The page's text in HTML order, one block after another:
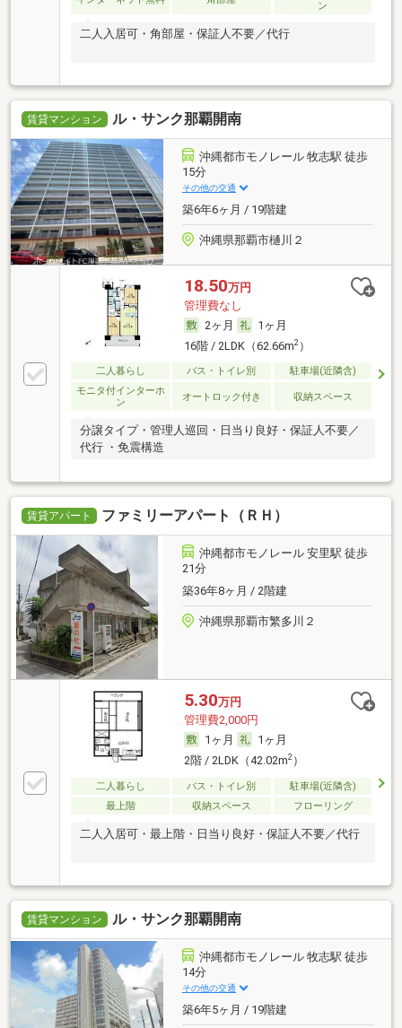
ン
二人入居可・角部屋・保証人不要／代行
賃貸マンション ル・サンク那覇開南
沖縄都市モノレール 牧志駅 徒歩
15分
その他の交通
築6年6ヶ月 / 19階建
沖縄県那覇市樋川２
18.50万円
管理費なし
2ヶ月
1ヶ月
16階 / 2LDK（62.66m2）
二人暮らし バス・トイレ別
駐車場(近隣含)
モニタ付インターホ
ン
オートロック付き 収納スペース
分譲タイプ・管理人巡回・日当り良好・保証人不要／
代行 ・免震構造
賃貸アパート ファミリーアパート（ＲＨ）
沖縄都市モノレール 安里駅 徒歩
21分
築36年8ヶ月 / 2階建
沖縄県那覇市繁多川２
5.30万円
管理費2,000円
1ヶ月
1ヶ月
2階 / 2LDK（42.02m2）
二人暮らし バス・トイレ別
駐車場(近隣含)
最上階
収納スペース フローリング
二人入居可・最上階・日当り良好・保証人不要／代行
賃貸マンション ル・サンク那覇開南
沖縄都市モノレール 牧志駅 徒歩
14分
その他の交通
築6年5ヶ月 / 19階建